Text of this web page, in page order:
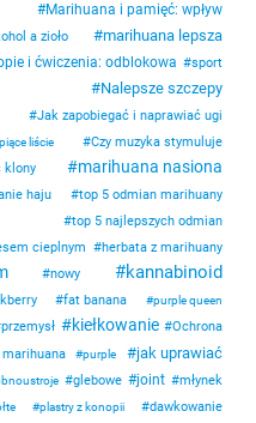
Marihuana i pamięć: wpływ
a zioło marihuana lepsza
i ćwiczenia: odblokowa
sport
Nalepsze szczepy
Jak zapobiegać i naprawiać ugi
liście
Czy muzyka stymuluje
klony marihuana nasiona
haju
top 5 odmian marihuany
top 5 najlepszych odmian
cieplnym
herbata z marihuany
nowy kannabinoid
fat banana purple queen
przemysł kiełkowanie
Ochrona
purple jak uprawiać
glebowe joint
młynek
plastry z konopii
dawkowanie